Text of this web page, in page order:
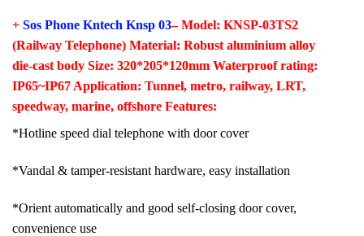
+ Sos Phone Kntech Knsp 03– Model: KNSP-03TS2
(Railway Telephone) Material: Robust aluminium alloy
die-cast body Size: 320*205*120mm Waterproof rating:
IP65~IP67 Application: Tunnel, metro, railway, LRT,
speedway, marine, offshore Features:
*Hotline speed dial telephone with door cover
*Vandal & tamper-resistant hardware, easy installation
*Orient automatically and good self-closing door cover,
convenience use